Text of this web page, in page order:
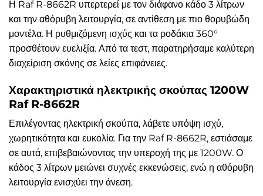
Η Raf R-8662R υπερτερεί με τον διάφανο κάδο 3 λίτρων
και την αθόρυβη λειτουργία, σε αντίθεση με πιο θορυβώδη
μοντέλα. Η ρυθμιζόμενη ισχύς και τα ροδάκια 360°
προσθέτουν ευελιξία. Από τα τεστ, παρατηρήσαμε καλύτερη
διαχείριση σκόνης σε λείες επιφάνειες.
Χαρακτηριστικά ηλεκτρικής σκούπας 1200W
Raf R-8662R
Επιλέγοντας ηλεκτρική σκούπα, λάβετε υπόψη ισχύ,
χωρητικότητα και ευκολία. Για την Raf R-8662R, εστιάσαμε
σε αυτά, επιβεβαιώνοντας την υπεροχή της με 1200W. Ο
κάδος 3 λίτρων μειώνει συχνές εκκενώσεις, ενώ η αθόρυβη
λειτουργία ενισχύει την άνεση.